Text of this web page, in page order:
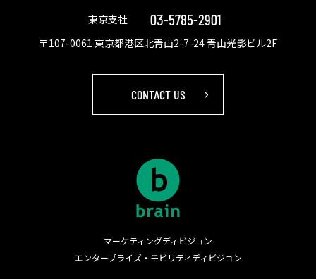
東京支社
03-5785-2901
〒107-0061 東京都港区北青山2-7-24 青山光影ビル2F
CONTACT US
マーケティングディビジョン
エンタープライズ・モビリティディビジョン